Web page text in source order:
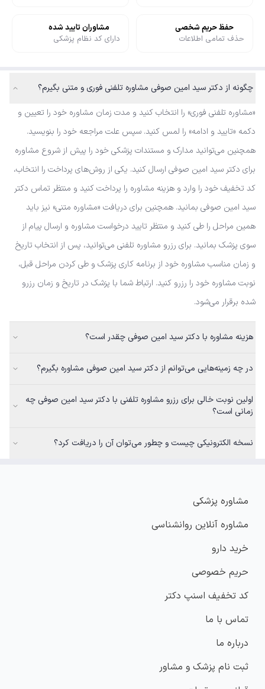
حفظ حریم شخصی
حذف تمامی اطلاعات
مشاوران تایید شده
دارای کد نظام پزشکی
چگونه از دکتر سید امین صوفی مشاوره تلفنی فوری و متنی بگیرم؟
«مشاوره تلفنی فوری» را انتخاب کنید و مدت زمان مشاوره خود را تعیین و
دکمه «تایید و ادامه» را لمس کنید. سپس علت مراجعه خود را بنویسید.
همچنین می‌توانید مدارک و مستندات پزشکی خود را پیش از شروع مشاوره
برای دکتر سید امین صوفی ارسال کنید. یکی از روش‌های پرداخت را انتخاب،
کد تخفیف خود را وارد و هزینه مشاوره را پرداخت کنید و منتظر تماس دکتر
سید امین صوفی بمانید. همچنین برای دریافت «مشاوره متنی» نیز باید
همین مراحل را طی کنید و منتظر تایید درخواست مشاوره و ارسال پیام از
سوی پزشک بمانید. برای رزرو مشاوره تلفنی می‌توانید، پس از انتخاب تاریخ
و زمان مناسب مشاوره خود از برنامه کاری پزشک و طی کردن مراحل قبل،
نوبت مشاوره خود را رزرو کنید. ارتباط شما با پزشک در تاریخ و زمان رزرو
شده برقرار می‌شود.
هزینه مشاوره با دکتر سید امین صوفی چقدر است؟
در چه زمینه‌هایی می‌توانم از دکتر سید امین صوفی مشاوره بگیرم؟
اولین نوبت خالی برای رزرو مشاوره تلفنی با دکتر سید امین صوفی چه
زمانی است؟
نسخه الکترونیکی چیست و چطور می‌توان آن را دریافت کرد؟
مشاوره پزشکی
مشاوره آنلاین روانشناسی
خرید دارو
حریم خصوصی
کد تخفیف اسنپ دکتر
تماس با ما
درباره ما
ثبت نام پزشک و مشاور